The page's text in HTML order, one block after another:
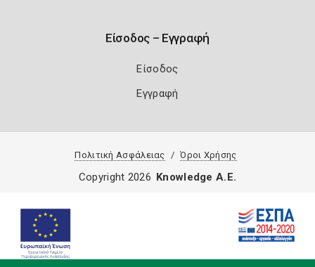
Είσοδος – Εγγραφή
Είσοδος
Εγγραφή
Πολιτική Ασφάλειας Όροι Χρήσης
Copyright 2026 Knowledge A.E.